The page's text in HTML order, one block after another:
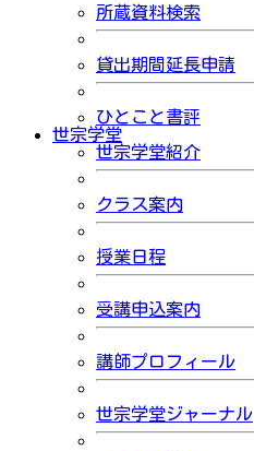
所蔵資料検索
貸出期間延長申請
ひとこと書評
世宗学堂
世宗学堂紹介
クラス案内
授業日程
受講申込案内
講師プロフィール
世宗学堂ジャーナル